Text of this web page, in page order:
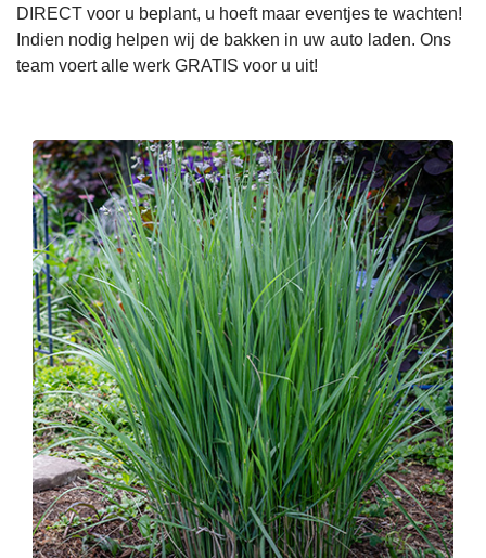
DIRECT voor u beplant, u hoeft maar eventjes te wachten!
Indien nodig helpen wij de bakken in uw auto laden. Ons
team voert alle werk GRATIS voor u uit!